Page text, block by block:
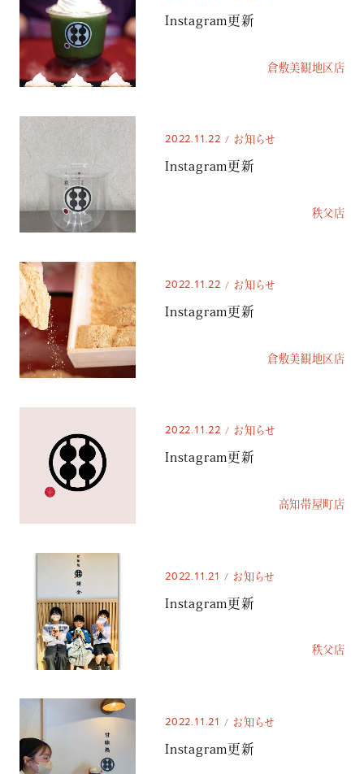
Instagram更新
倉敷美観地区店
2022.11.22 お知らせ
Instagram更新
秩父店
2022.11.22 お知らせ
Instagram更新
倉敷美観地区店
2022.11.22 お知らせ
Instagram更新
高知帯屋町店
2022.11.21 お知らせ
Instagram更新
秩父店
2022.11.21 お知らせ
Instagram更新